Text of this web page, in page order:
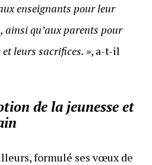
enseignants pour leur
ainsi qu’aux parents pour
leurs sacrifices. », a-t-il
de la jeunesse et
formulé ses vœux de